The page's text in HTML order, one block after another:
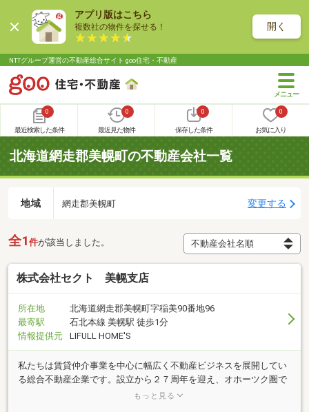
アプリ版はこちら
複数社の物件を探せる！ 開く
NTTグループ運営の不動産総合サイト goo住宅・不動産
0
最近検索した条件
0
最近見た物件
0
保存した条件
0
お気に入り
北海道網走郡美幌町の不動産会社一覧
地域 網走郡美幌町 変更する
全1 件が該当しました。
株式会社セクト 美幌支店
所在地
北海道網走郡美幌町字稲美90番地96
最寄駅
石北本線 美幌駅 徒歩1分
情報提供元
LIFULL HOME'S
私たちは賃貸仲介事業を中心に幅広く不動産ビジネスを展開してい
る総合不動産企業です。設立から２７周年を迎え、オホーツク圏で
は賃貸仲介件数１５年連続No.1、管理戸数も１３年連続No.1の実績
もっと見る